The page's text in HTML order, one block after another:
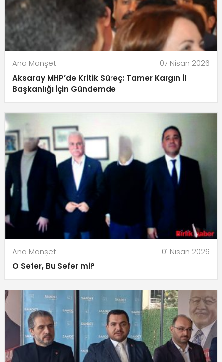
Ana Manşet
07 Nisan 2026
Aksaray MHP’de Kritik Süreç: Tamer Kargın İl
Başkanlığı İçin Gündemde
Ana Manşet
01 Nisan 2026
O Sefer, Bu Sefer mi?